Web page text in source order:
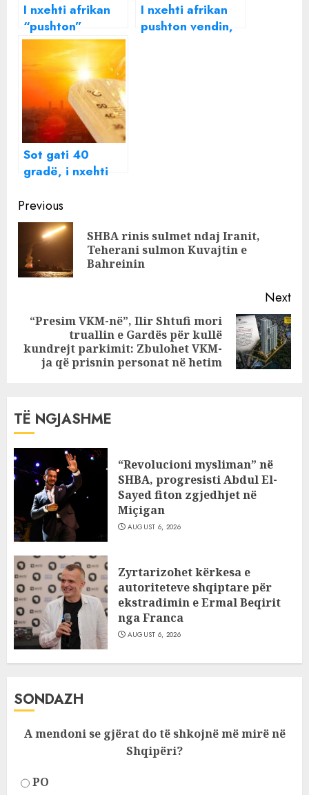
I nxehti afrikan
“pushton”
Shqipërinë, sa do
të shënojë
termometri sot…
I nxehti afrikan
pushton vendin,
Sot gati 40
gradë, i nxehti
Shqipërinë
Continue
Reading
Previous
SHBA rinis sulmet ndaj Iranit,
Teherani sulmon Kuvajtin e
Bahreinin
Next
post:
“Presim VKM-në”, Ilir Shtufi mori
truallin e Gardës për kullë
kundrejt parkimit: Zbulohet VKM-
ja që prisnin personat në hetim
TË NGJASHME
“Revolucioni mysliman” në
SHBA, progresisti Abdul El-
Sayed fiton zgjedhjet në
Miçigan
AUGUST 6, 2026
Zyrtarizohet kërkesa e
autoriteteve shqiptare për
ekstradimin e Ermal Beqirit
nga Franca
AUGUST 6, 2026
SONDAZH
A mendoni se gjërat do të shkojnë më mirë në
Shqipëri?
PO